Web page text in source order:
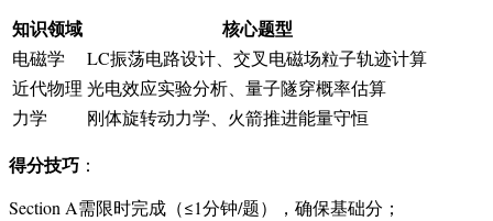
知识领域 核心题型
电磁学
LC振荡电路设计、交叉电磁场粒子轨迹计算
近代物理 光电效应实验分析、量子隧穿概率估算
力学
刚体旋转动力学、火箭推进能量守恒
得分技巧 ：
Section A需限时完成（≤1分钟/题），确保基础分；